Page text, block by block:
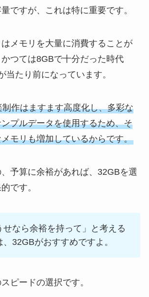
ですが、これは特に重要です。
メモリを大量に消費することが
つては8GBで十分だった時代
当たり前になっています。
作はますます高度化し、多彩な
プルデータを使用するため、そ
モリも増加しているからです。
予算に余裕があれば、32GBを選
です。
せなら余裕を持って」と考える
、32GBがおすすめですよ。
ピードの選択です。